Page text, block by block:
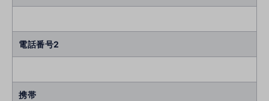
電話番号2
携帯